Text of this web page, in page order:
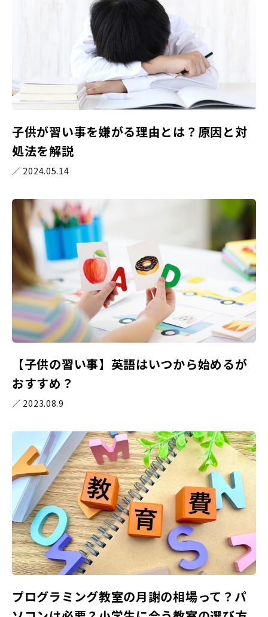
子供が習い事を嫌がる理由とは？原因と対
処法を解説
／ 2024.05.14
【子供の習い事】英語はいつから始めるが
おすすめ？
／ 2023.08.9
プログラミング教室の月謝の相場って？パ